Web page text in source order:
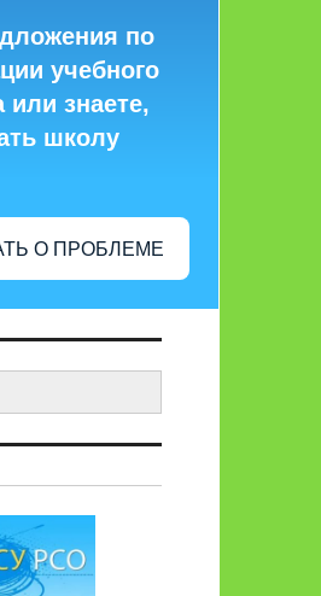
по
учебного
или знаете,
школу
О ПРОБЛЕМЕ